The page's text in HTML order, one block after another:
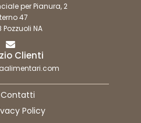
per Pianura, 2
47
Pozzuoli NA
Clienti
Contatti
Policy